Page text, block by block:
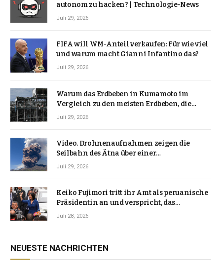
autonom zu hacken? | Technologie-News
Juli 29, 2026
FIFA will WM-Anteil verkaufen: Für wie viel
und warum macht Gianni Infantino das?
Juli 29, 2026
Warum das Erdbeben in Kumamoto im
Vergleich zu den meisten Erdbeben, die
Japan erschütterten, ungewöhnlich ist
Juli 29, 2026
Video. Drohnenaufnahmen zeigen die
Seilbahn des Ätna über einer
Vulkanlandschaft
Juli 29, 2026
Keiko Fujimori tritt ihr Amt als peruanische
Präsidentin an und verspricht, das
Jahrzehnt der Instabilität zu beenden
Juli 28, 2026
NEUESTE NACHRICHTEN